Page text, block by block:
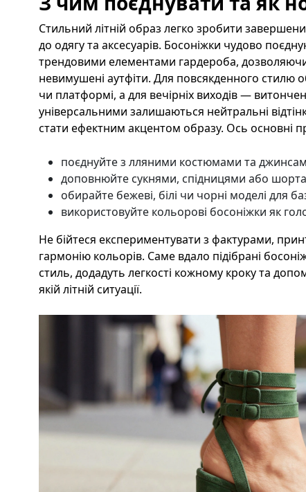
Стильний літній образ легко зробити
до одягу та аксесуарів. Босоніжки чудово
трендовими елементами гардероба, дозволяючи
невимушені аутфіти. Для повсякденного стилю
чи платформі, а для вечірніх виходів —
універсальними залишаються нейтральні
стати ефектним акцентом образу. Ось основні
поєднуйте з лляними костюмами та
доповнюйте сукнями, спідницями або
обирайте бежеві, білі чи чорні моделі для
використовуйте кольорові босоніжки як
Не бійтеся експериментувати з фактурами,
гармонію кольорів. Саме вдало підібрані
стиль, додадуть легкості кожному кроку та
якій літній ситуації.